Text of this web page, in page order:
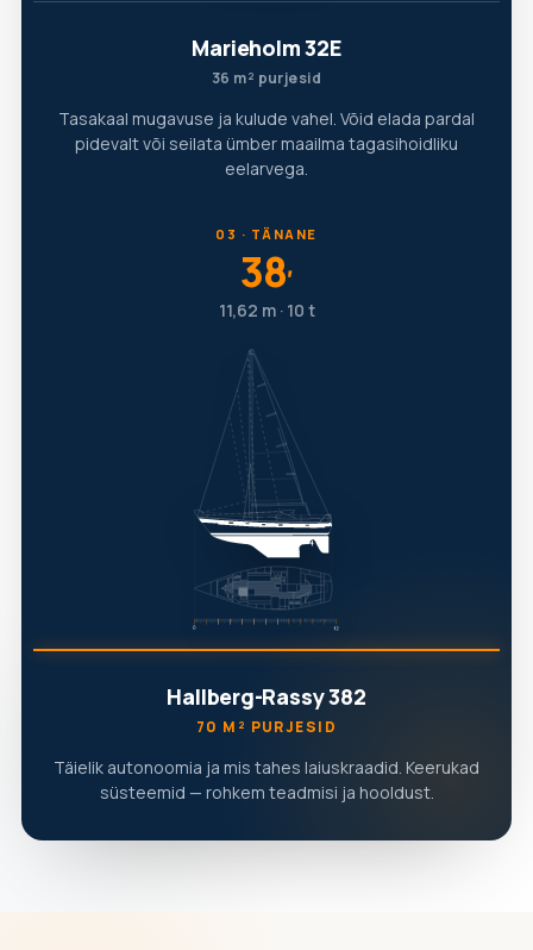
Marieholm 32E
36 m² purjesid
Tasakaal mugavuse ja kulude vahel. Võid elada pardal
pidevalt või seilata ümber maailma tagasihoidliku
eelarvega.
03 · TÄNANE
38′
11,62 m · 10 t
Hallberg-Rassy 382
70 M² PURJESID
Täielik autonoomia ja mis tahes laiuskraadid. Keerukad
süsteemid — rohkem teadmisi ja hooldust.